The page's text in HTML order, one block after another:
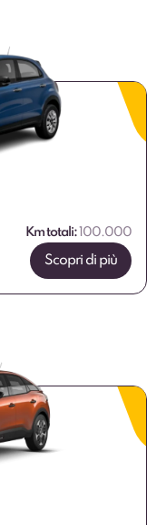
Km totali: 100.000
Scopri di più